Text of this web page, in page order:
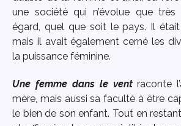
une société qui n’évolue que
égard, quel que soit le pays. Il
mais il avait également cerné les
la puissance féminine.
Une femme dans le ventraconte
mère, mais aussi sa faculté à être
le bien de son enfant. Tout en